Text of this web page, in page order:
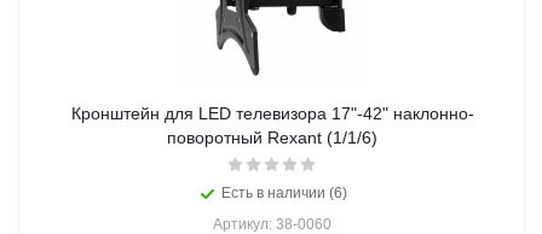
Кронштейн для LED телевизора 17"-42" наклонно-
поворотный Rexant (1/1/6)
Есть в наличии (6)
Артикул: 38-0060